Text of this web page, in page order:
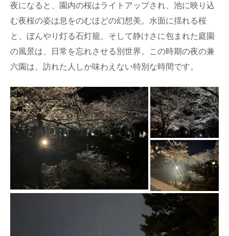
夜になると、園内の桜はライトアップされ、池に映り込
む夜桜の姿は息をのむほどの幻想美。水面に揺れる桜
と、ぼんやり灯る石灯籠、そして静けさに包まれた庭園
の風景は、日常を忘れさせる別世界。この時期の夜の兼
六園は、訪れた人しか味わえない特別な時間です。